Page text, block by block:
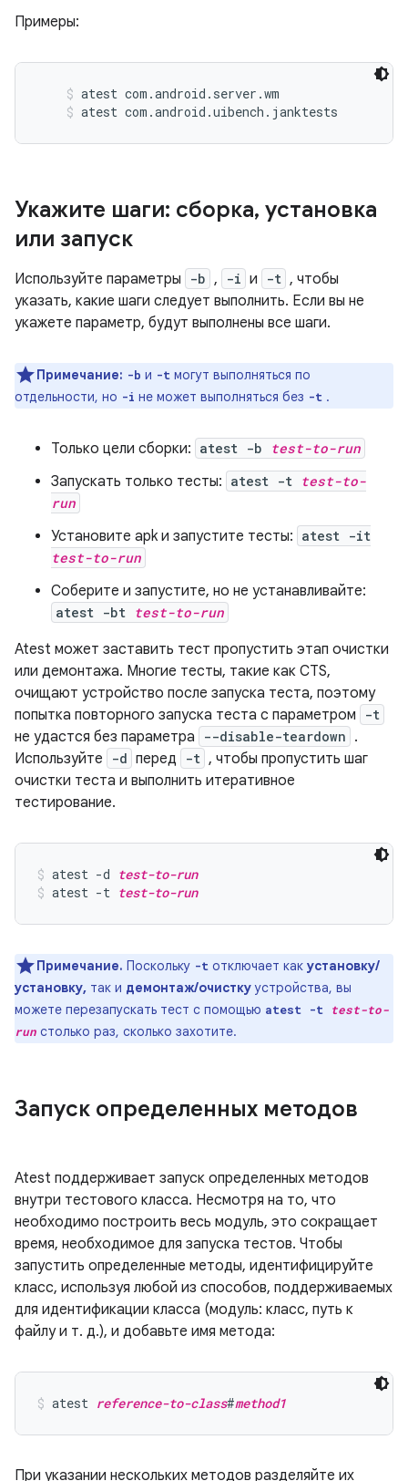
Примеры:
atest com.android.server.wm
atest com.android.uibench.janktests
Укажите шаги: сборка, установка
или запуск
Используйте параметры -b , -i и -t , чтобы
указать, какие шаги следует выполнить. Если вы не
укажете параметр, будут выполнены все шаги.
Примечание: -b и -t могут выполняться по
отдельности, но -i не может выполняться без -t .
Только цели сборки: atest -b test-to-run
Запускать только тесты: atest -t test-to-
run
Установите apk и запустите тесты: atest -it
test-to-run
Соберите и запустите, но не устанавливайте:
atest -bt test-to-run
Atest может заставить тест пропустить этап очистки
или демонтажа. Многие тесты, такие как CTS,
очищают устройство после запуска теста, поэтому
попытка повторного запуска теста с параметром
-t
не удастся без параметра --disable-teardown .
Используйте
-d перед -t , чтобы пропустить шаг
очистки теста и выполнить итеративное
тестирование.
atest -d test-to-run
atest -t test-to-run
Примечание. Поскольку -t отключает как установку/
установку, так и демонтаж/очисткуустройства, вы
можете перезапускать тест с помощью atest -t
test-to-
run столько раз, сколько захотите.
Запуск определенных методов
Atest поддерживает запуск определенных методов
внутри тестового класса. Несмотря на то, что
необходимо построить весь модуль, это сокращает
время, необходимое для запуска тестов. Чтобы
запустить определенные методы, идентифицируйте
класс, используя любой из способов, поддерживаемых
для идентификации класса (модуль: класс, путь к
файлу и т. д.), и добавьте имя метода:
atest reference-to-class#method1
При указании нескольких методов разделяйте их